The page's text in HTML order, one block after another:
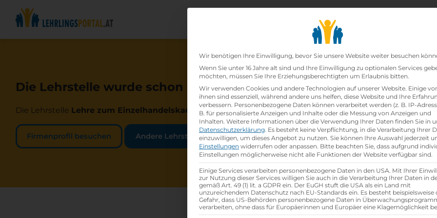
Lehrbetriebesearch
Die Lehrstelle wurde schon besetzt!
Die Lehrstelle Lehre zum Einzelhandelskaufmann (w/m/d)beiPRIMARKist schonbesetzt.
Firmenprofil besuchen Andere Lehrstelle suchen
Datenschutz-
Wir benötigen Ihre Einwilligung, bevor Sie unsere Website weiter besuchen
Wenn Sie unter 16 Jahre alt sind und Ihre Einwilligung zu optionalen Services
möchten, müssen Sie Ihre Erziehungsberechtigten um Erlaubnis bitten.
Wir verwenden Cookies und andere Technologien auf unserer Website. Einige
ihnen sind essenziell, während andere uns helfen, diese Website und Ihre
verbessern. Personenbezogene Daten können verarbeitet werden (z. B. IP-
B. für personalisierte Anzeigen und Inhalte oder die Messung von Anzeigen und
Inhalten. Weitere Informationen über die Verwendung Ihrer Daten finden Sie in
Datenschutzerklärung. Es besteht keine Verpflichtung, in die Verarbeitung Ihrer
einzuwilligen, um dieses Angebot zu nutzen. Sie können Ihre Auswahl jederzeit
Einstellungen widerrufen oder anpassen. Bitte beachten Sie, dass aufgrund
Einstellungen möglicherweise nicht alle Funktionen der Website verfügbar sind.
Einige Services verarbeiten personenbezogene Daten in den USA. Mit Ihrer
zur Nutzung dieser Services willigen Sie auch in die Verarbeitung Ihrer Daten in
gemäß Art. 49 (1) lit. a GDPR ein. Der EuGH stuft die USA als ein Land mit
unzureichendem Datenschutz nach EU-Standards ein. Es besteht beispielsweise
Gefahr, dass US-Behörden personenbezogene Daten in
verarbeiten, ohne dass für Europäerinnen und Europäer eine Klagemöglichkeit